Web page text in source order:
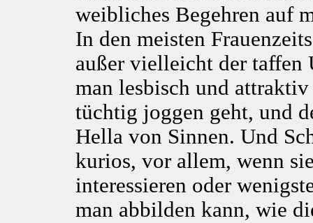
weibliches Begehren auf
In den meisten
außer vielleicht der taffen
man lesbisch und
tüchtig joggen geht, und
Hella von Sinnen. Und
kurios, vor allem, wenn
interessieren oder
man abbilden kann, wie